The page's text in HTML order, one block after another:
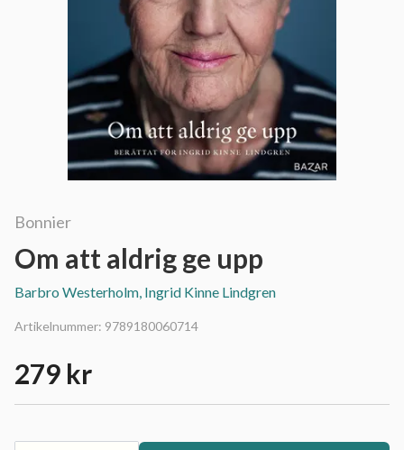
Bonnier
Om att aldrig ge upp
Barbro Westerholm, Ingrid Kinne Lindgren
Artikelnummer: 9789180060714
279 kr